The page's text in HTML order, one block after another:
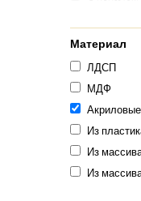
Материал
ЛДСП
МДФ
Акриловые
Из
Из
Из